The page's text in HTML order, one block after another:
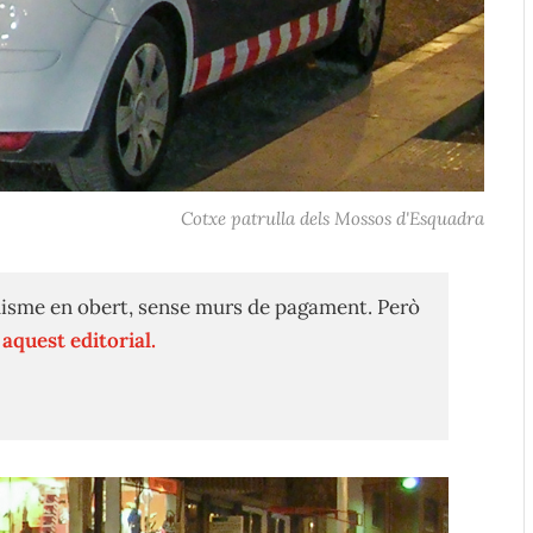
Cotxe patrulla dels Mossos d'Esquadra
en obert, sense murs de pagament. Però
aquest editorial.